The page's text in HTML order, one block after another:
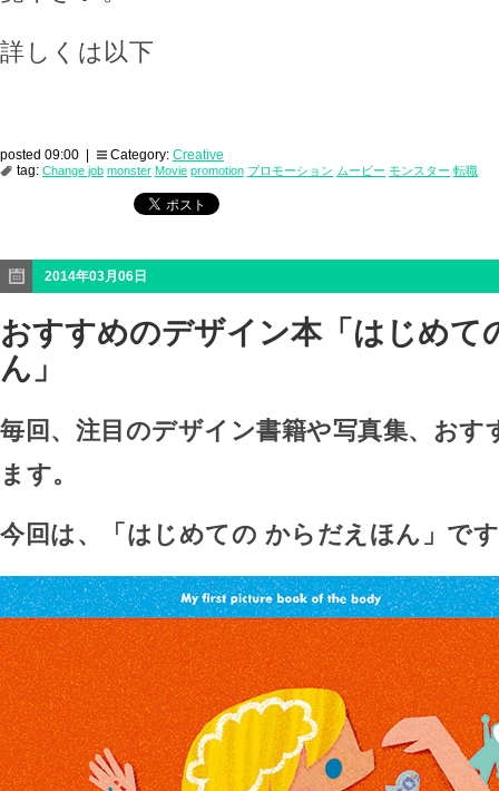
詳しくは以下
posted 09:00 | Category: Creative
tag: Change job monster Movie promotion プロモーション ムービー モンスター 転職
2014年03月06日
おすすめのデザイン本「はじめて
ん」
毎回、注目のデザイン書籍や写真集、おす
ます。
今回は、「はじめての からだえほん」で